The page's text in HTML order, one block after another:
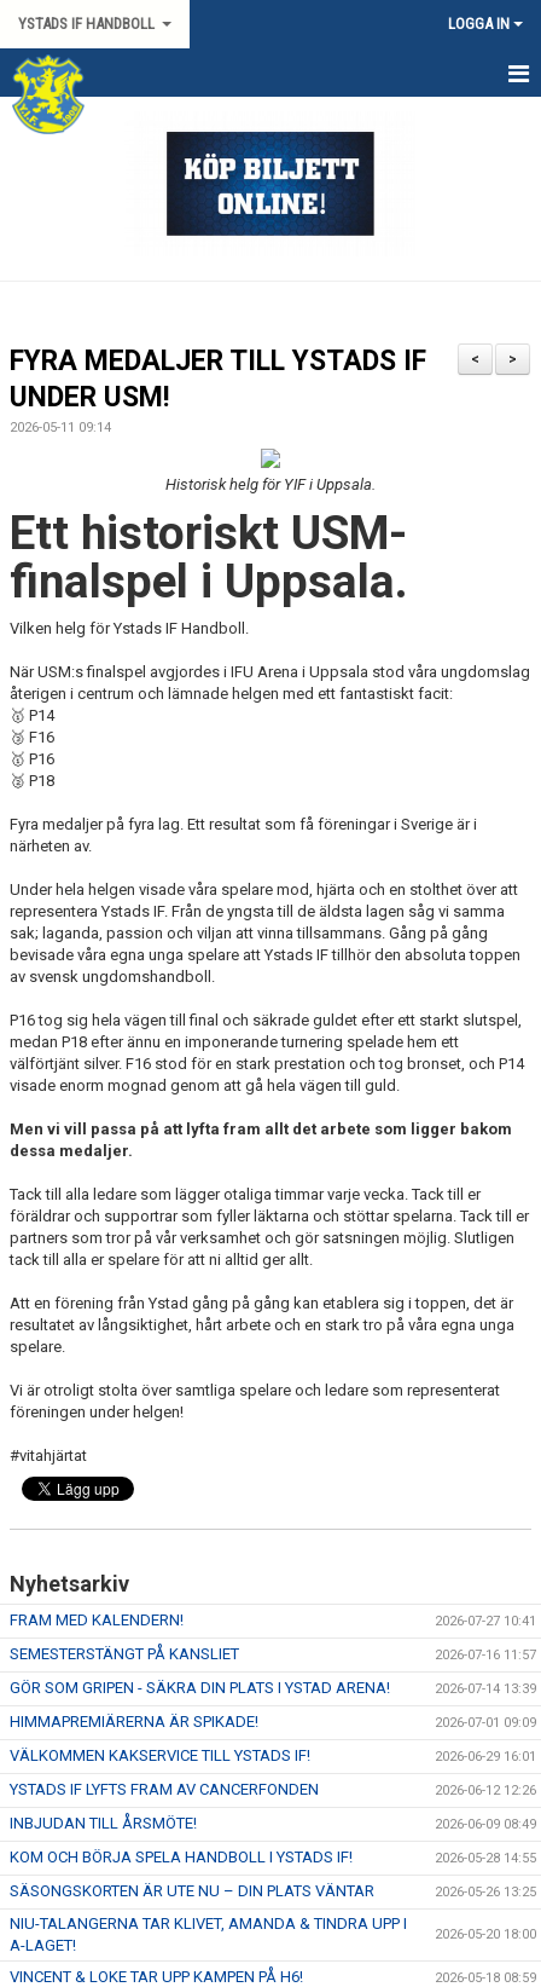
YSTADS IF HANDBOLL LOGGA IN
HEM
MATCHER
YIF:S NOSTALGOTEK
MEDLEMSKAP
>
<
FYRA MEDALJER TILL YSTADS IF
UNDER USM!
2026-05-11 09:14
Historisk helg för YIF i Uppsala.
Ett historiskt USM-
finalspel i Uppsala.
Vilken helg för Ystads IF Handboll.
När USM:s finalspel avgjordes i IFU Arena i Uppsala stod våra ungdomslag
återigen i centrum och lämnade helgen med ett fantastiskt facit:
🥇 P14
🥉 F16
🥇 P16
🥈 P18
Fyra medaljer på fyra lag. Ett resultat som få föreningar i Sverige är i
närheten av.
Under hela helgen visade våra spelare mod, hjärta och en stolthet över att
representera Ystads IF. Från de yngsta till de äldsta lagen såg vi samma
sak; laganda, passion och viljan att vinna tillsammans. Gång på gång
bevisade våra egna unga spelare att Ystads IF tillhör den absoluta toppen
av svensk ungdomshandboll.
P16 tog sig hela vägen till final och säkrade guldet efter ett starkt slutspel,
medan P18 efter ännu en imponerande turnering spelade hem ett
välförtjänt silver. F16 stod för en stark prestation och tog bronset, och P14
visade enorm mognad genom att gå hela vägen till guld.
Men vi vill passa på att lyfta fram allt det arbete som ligger bakom
dessa medaljer.
Tack till alla ledare som lägger otaliga timmar varje vecka. Tack till er
föräldrar och supportrar som fyller läktarna och stöttar spelarna. Tack till er
partners som tror på vår verksamhet och gör satsningen möjlig. Slutligen
tack till alla er spelare för att ni alltid ger allt.
Att en förening från Ystad gång på gång kan etablera sig i toppen, det är
resultatet av långsiktighet, hårt arbete och en stark tro på våra egna unga
spelare.
Vi är otroligt stolta över samtliga spelare och ledare som representerat
föreningen under helgen!
#vitahjärtat
Nyhetsarkiv
FRAM MED KALENDERN! 2026-07-27 10:41
SEMESTERSTÄNGT PÅ KANSLIET 2026-07-16 11:57
GÖR SOM GRIPEN - SÄKRA DIN PLATS I YSTAD ARENA! 2026-07-14 13:39
HIMMAPREMIÄRERNA ÄR SPIKADE! 2026-07-01 09:09
VÄLKOMMEN KAKSERVICE TILL YSTADS IF! 2026-06-29 16:01
YSTADS IF LYFTS FRAM AV CANCERFONDEN 2026-06-12 12:26
INBJUDAN TILL ÅRSMÖTE! 2026-06-09 08:49
KOM OCH BÖRJA SPELA HANDBOLL I YSTADS IF! 2026-05-28 14:55
SÄSONGSKORTEN ÄR UTE NU – DIN PLATS VÄNTAR 2026-05-26 13:25
NIU-TALANGERNA TAR KLIVET, AMANDA & TINDRA UPP I
A-LAGET!
2026-05-20 18:00
VINCENT & LOKE TAR UPP KAMPEN PÅ H6! 2026-05-18 08:59